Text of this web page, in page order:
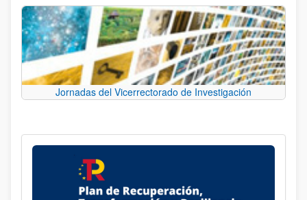
Jornadas del Vicerrectorado de Investigación